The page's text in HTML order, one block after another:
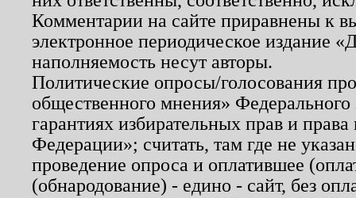
Комментарии на сайте приравнены к
электронное периодическое издание
наполняемость несут авторы.
Политические опросы/голосования
общественного мнения»
гарантиях избирательных прав и
Федерации»; считать, там где не
проведение опроса и оплатившее
(обнародование) - едино - сайт, без